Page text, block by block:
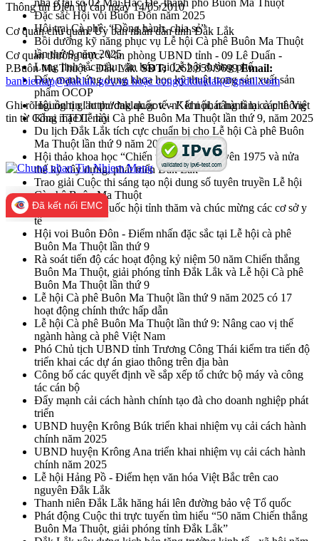
nhà ở tại số 02 Mai Hắc Đế, thành phố Buôn Ma Thuột
Đặc sắc Hội voi Buôn Đôn năm 2025
Hội trại Cà phê: “Đồng hành, chia sẻ”
Bồi dưỡng kỹ năng phục vụ Lễ hội Cà phê Buôn Ma Thuột
lần thứ 9 năm 2025
Lung linh sắc màu văn hóa tại Lễ hội đường phố
Đẩy mạnh ứng dụng khoa học kỹ thuật trong sản xuất sản
phẩm OCOP
Hội nghị giao thương quốc tế - Kết nối, nâng tầm cà phê Việt
Khai mạc Lễ hội Cà phê Buôn Ma Thuột lần thứ 9, năm 2025
Du lịch Đắk Lắk tích cực chuẩn bị cho Lễ hội Cà phê Buôn
Ma Thuột lần thứ 9 năm 2025
Hội thảo khoa học “Chiến thắng Tây Nguyên 1975 và nửa
thế kỷ xây dựng, phát triển Đắk Lắk”
Trao giải Cuộc thi sáng tạo nội dung số tuyên truyền Lễ hội
Cà phê Buôn Ma Thuột
Đoàn đại biểu Quốc hội tỉnh thăm và chúc mừng các cơ sở y
tế
Hội voi Buôn Đôn - Điểm nhấn đặc sắc tại Lễ hội cà phê
Buôn Ma Thuột lần thứ 9
Rà soát tiến độ các hoạt động kỷ niệm 50 năm Chiến thắng
Buôn Ma Thuột, giải phóng tỉnh Đắk Lắk và Lễ hội Cà phê
Buôn Ma Thuột lần thứ 9
Lễ hội Cà phê Buôn Ma Thuột lần thứ 9 năm 2025 có 17
hoạt động chính thức hấp dẫn
Lễ hội Cà phê Buôn Ma Thuột lần thứ 9: Nâng cao vị thế
ngành hàng cà phê Việt Nam
Phó Chủ tịch UBND tỉnh Trương Công Thái kiểm tra tiến độ
triển khai các dự án giao thông trên địa bàn
Công bố các quyết định về sắp xếp tổ chức bộ máy và công
tác cán bộ
Đẩy mạnh cải cách hành chính tạo đà cho doanh nghiệp phát
triển
UBND huyện Krông Búk triển khai nhiệm vụ cải cách hành
chính năm 2025
UBND huyện Krông Ana triển khai nhiệm vụ cải cách hành
chính năm 2025
Lễ hội Hảng Pồ - Điểm hẹn văn hóa Việt Bắc trên cao
nguyên Đắk Lắk
Thanh niên Đắk Lắk hăng hái lên đường bảo vệ Tổ quốc
Phát động Cuộc thi trực tuyến tìm hiểu “50 năm Chiến thắng
Buôn Ma Thuột, giải phóng tỉnh Đắk Lắk”
Thông tin Điện tử cấp ngày 14/05/2010
Cơ quan chủ quản: Ủy ban nhân dân tỉnh Đắk Lắk
Cơ quan thường trực: Văn phòng UBND tỉnh - 09 Lê Duẩn -
P.Buôn Ma Thuột - Đắk Lắk.SĐT:0262.859.9699Email:
banbientap@daklak.gov.vn hoặc congttdtdaklak@gmail.com
Ghi rõ nguồn tin "http://daklak.gov.vn" khi phát hành lại các thông
tin từ Cổng TTĐT này
Đã kết nối EMC